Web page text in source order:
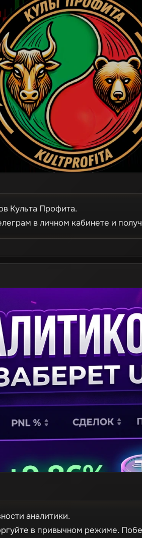
Культа Профита.
в личном кабинете и
аналитики.
в привычном режиме.